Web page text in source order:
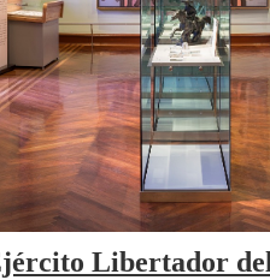
Libertador